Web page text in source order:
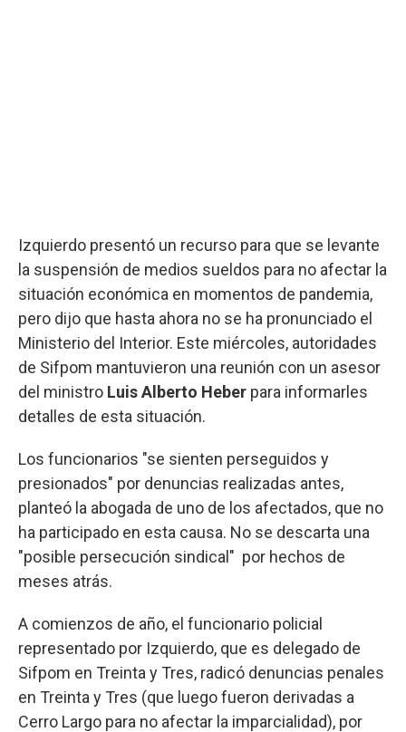
Izquierdo presentó un recurso para que se levante
la suspensión de medios sueldos para no afectar la
situación económica en momentos de pandemia,
pero dijo que hasta ahora no se ha pronunciado el
Ministerio del Interior. Este miércoles, autoridades
de Sifpom mantuvieron una reunión con un asesor
del ministro Luis Alberto Heber para informarles
detalles de esta situación.
Los funcionarios "se sienten perseguidos y
presionados" por denuncias realizadas antes,
planteó la abogada de uno de los afectados, que no
ha participado en esta causa. No se descarta una
"posible persecución sindical" por hechos de
meses atrás.
A comienzos de año, el funcionario policial
representado por Izquierdo, que es delegado de
Sifpom en Treinta y Tres, radicó denuncias penales
en Treinta y Tres (que luego fueron derivadas a
Cerro Largo para no afectar la imparcialidad), por